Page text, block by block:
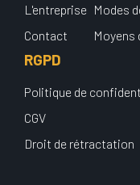
L'entreprise
Contact
Modes
Moyens
RGPD
Politique de
CGV
Droit de rétractation